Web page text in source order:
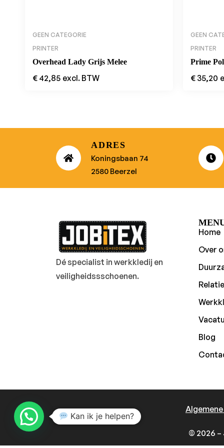
GEEN CATEGORIE
PRINTER
Overhead Lady Grijs Melee
€ 42,85 excl. BTW
GEEN
PRINTER
Prime
€ 35,20
ADRES
Koningsbaan 74
2580 Beerzel
Dé specialist in werkkledij en
veiligheidssschoenen.
Home
Over
Blog
© 2026 –
Kan ik je helpen?